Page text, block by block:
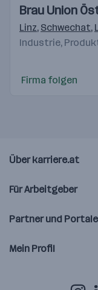
Videos
Einblicke
Einblicke
Brau Union
Linz, Schwechat,
Industrie,
Firma folgen
Über karriere.at
Für Arbeitgeber
Partner und Portale
Mein Profil